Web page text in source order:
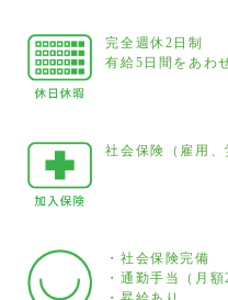
完全週休2日制
有給5日間をあわ
社会保険（雇用、
・社会保険完備
・通勤手当（月額